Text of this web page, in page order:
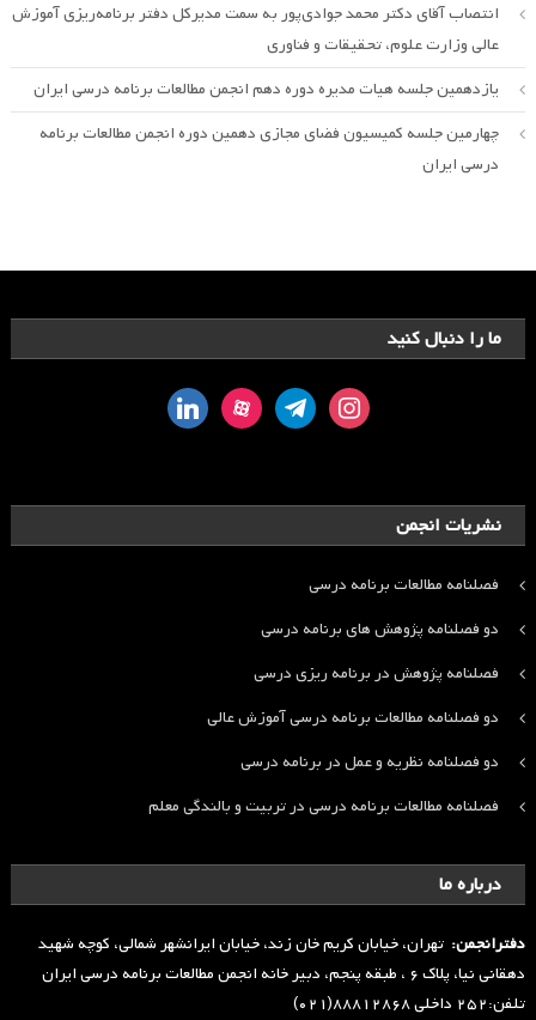
انتصاب آقای دکتر محمد جوادی‌پور به سمت مدیرکل دفتر برنامه‌ریزی آموزش
عالی وزارت علوم، تحقیقات و فناوری
یازدهمین جلسه هیات مدیره دوره دهم انجمن مطالعات برنامه درسی ایران
چهارمین جلسه کمیسیون فضای مجازی دهمین دوره انجمن مطالعات برنامه
درسی ایران
ما را دنبال کنید
instagram
telegram
aparat
linkedin
نشریات انجمن
فصلنامه مطالعات برنامه درسی
دو فصلنامه پژوهش های برنامه درسی
فصلنامه پژوهش در برنامه ریزی درسی
دو فصلنامه مطالعات برنامه درسی آموزش عالی
دو فصلنامه نظریه و عمل در برنامه درسی
فصلنامه مطالعات برنامه درسی در تربیت و بالندگی معلم
درباره ما
دفترانجمن: تهران، خیابان کریم خان زند، خیابان ایرانشهر شمالی، کوچه شهید
دهقانی نیا، پلاک ۶ ، طبقه پنجم، دبیر خانه انجمن مطالعات برنامه درسی ایران
تلفن:۲۵۲ داخلی ۸۸۸۱۲۸۶۸(۰۲۱)